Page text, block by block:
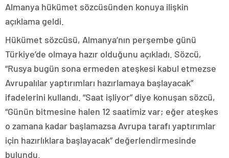
Almanya hükümet sözcüsünden konuya ilişkin
açıklama geldi.
Hükümet sözcüsü, Almanya’nın perşembe günü
Türkiye’de olmaya hazır olduğunu açıkladı. Sözcü,
“Rusya bugün sona ermeden ateşkesi kabul etmezse
Avrupalılar yaptırımları hazırlamaya başlayacak”
ifadelerini kullandı. “Saat işliyor” diye konuşan sözcü,
“Günün bitmesine halen 12 saatimiz var; eğer ateşkes
o zamana kadar başlamazsa Avrupa tarafı yaptırımlar
için hazırlıklara başlayacak” değerlendirmesinde
bulundu.